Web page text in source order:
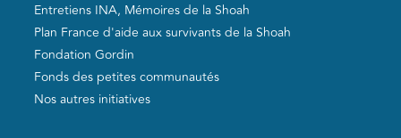
Entretiens INA, Mémoires de la Shoah
Plan France d'aide aux survivants de la Shoah
Fondation Gordin
Fonds des petites communautés
Nos autres initiatives